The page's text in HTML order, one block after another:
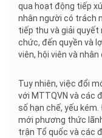
qua hoạt động tiếp
nhân người có trách
tiếp thu và giải quyết
chức, đến quyền và
viên, hội viên và nhân
Tuy nhiên, việc đổi
với MTTQVN và các
số hạn chế, yếu kém.
mới phương thức
trận Tổ quốc và các